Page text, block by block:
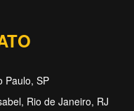
Paulo, SP
Rio de Janeiro, RJ